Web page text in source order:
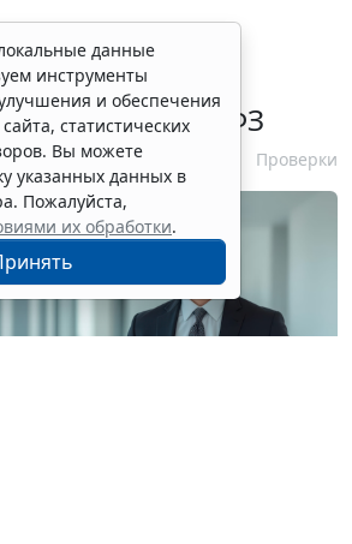
об
внеплановых
по 44-ФЗ
Проверки
данные
инструменты
и обеспечения
статистических
Вы можете
указанных данных в
Пожалуйста,
их обработки.